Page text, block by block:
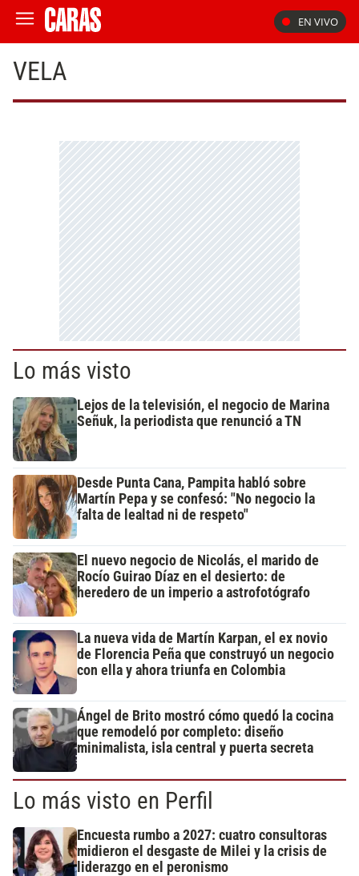
EN VIVO
VELA
Lo más visto
Lejos de la televisión, el negocio de Marina
Señuk, la periodista que renunció a TN
Desde Punta Cana, Pampita habló sobre
Martín Pepa y se confesó: "No negocio la
falta de lealtad ni de respeto"
El nuevo negocio de Nicolás, el marido de
Rocío Guirao Díaz en el desierto: de
heredero de un imperio a astrofotógrafo
La nueva vida de Martín Karpan, el ex novio
de Florencia Peña que construyó un negocio
con ella y ahora triunfa en Colombia
Ángel de Brito mostró cómo quedó la cocina
que remodeló por completo: diseño
minimalista, isla central y puerta secreta
Lo más visto en Perfil
Encuesta rumbo a 2027: cuatro consultoras
midieron el desgaste de Milei y la crisis de
liderazgo en el peronismo